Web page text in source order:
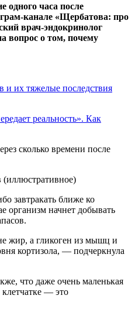
одного часа после
канале «Щербатова: про
врач-эндокринолог
вопрос о том, почему
их тяжелые последствия
реальность». Как
завтракать ближе ко
организм начнет добывать
жир, а гликоген из мышц и
кортизола, — подчеркнула
что даже очень маленькая
— это